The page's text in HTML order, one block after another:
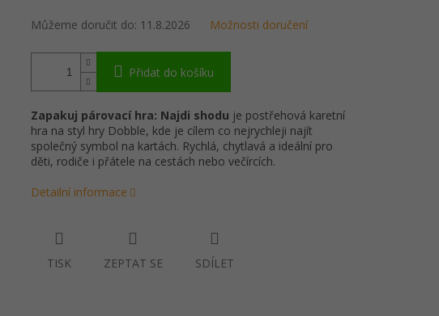
Můžeme doručit do: 11.8.2026 Možnosti doručení
Přidat do košíku
Zapakuj párovací hra: Najdi shodu je postřehová karetní
hra na styl hry Dobble, kde je cílem co nejrychleji najít
společný symbol na kartách. Rychlá, chytlavá a ideální pro
děti, rodiče i přátele na cestách nebo večírcích.
Detailní informace
TISK ZEPTAT SE SDÍLET